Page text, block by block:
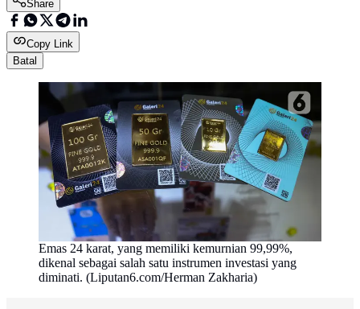
Share
Copy Link
Batal
Emas 24 karat, yang memiliki kemurnian 99,99%,
dikenal sebagai salah satu instrumen investasi yang
diminati. (Liputan6.com/Herman Zakharia)